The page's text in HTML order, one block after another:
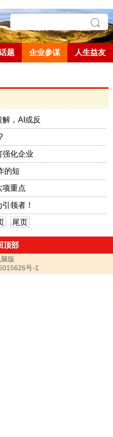
题 企业参谋 人生益友
，AI或反
强化企业
的短
项重点
领者！
尾页
顶部
版
号-1